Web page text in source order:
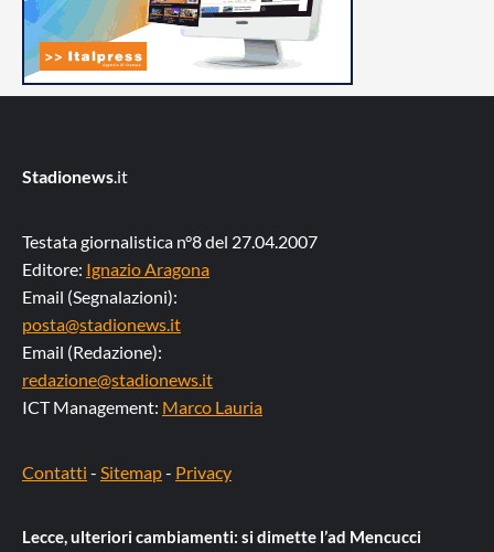
Stadionews .it
Testata giornalistica n°8 del 27.04.2007
Editore: Ignazio Aragona
Email (Segnalazioni):
posta@stadionews.it
Email (Redazione):
redazione@stadionews.it
ICT Management: Marco Lauria
Contatti - Sitemap- Privacy
Lecce, ulteriori cambiamenti: si dimette l’ad Mencucci